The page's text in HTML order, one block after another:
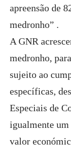
apreensão de
medronho” .
A GNR
medronho,
sujeito ao
específicas,
Especiais de
igualmente
valor